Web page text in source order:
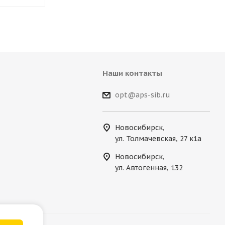
Наши контакты
opt@aps-sib.ru
Новосибирск,
ул. Толмачевская, 27 к1а
Новосибирск,
ул. Автогенная, 132